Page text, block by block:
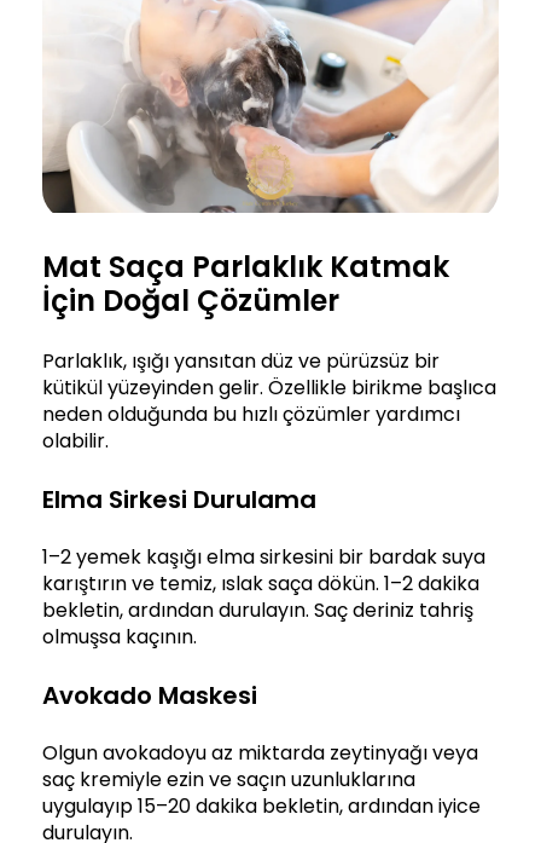
Mat Saça Parlaklık Katmak
İçin Doğal Çözümler
Parlaklık, ışığı yansıtan düz ve pürüzsüz bir
kütikül yüzeyinden gelir. Özellikle birikme başlıca
neden olduğunda bu hızlı çözümler yardımcı
olabilir.
Elma Sirkesi Durulama
1–2 yemek kaşığı elma sirkesini bir bardak suya
karıştırın ve temiz, ıslak saça dökün. 1–2 dakika
bekletin, ardından durulayın. Saç deriniz tahriş
olmuşsa kaçının.
Avokado Maskesi
Olgun avokadoyu az miktarda zeytinyağı veya
saç kremiyle ezin ve saçın uzunluklarına
uygulayıp 15–20 dakika bekletin, ardından iyice
durulayın.